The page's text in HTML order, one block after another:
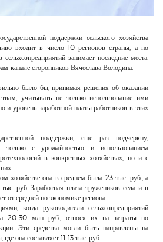
поддержки сельского хозяйства
входит в число 10 регионов страны, а по
сельхозпредприятий занимает последние места.
канале сторонников Вячеслава Володина.
было бы, принимая решения об оказании
учитывать не только использование ими
и уровень заработной платы работников в этих
поддержки, еще раз подчеркну,
только с урожайностью и использованием
в конкретных хозяйствах, но и с
хозяйстве она в среднем была 23 тыс. руб., а
руб. Заработная плата тружеников села и в
от средней по экономике региона.
когда руководители сельхозпредприятий
20-30 млн руб., относя их на затраты по
Эти средства могли быть направлены на
она составляет 11-13 тыс. руб.